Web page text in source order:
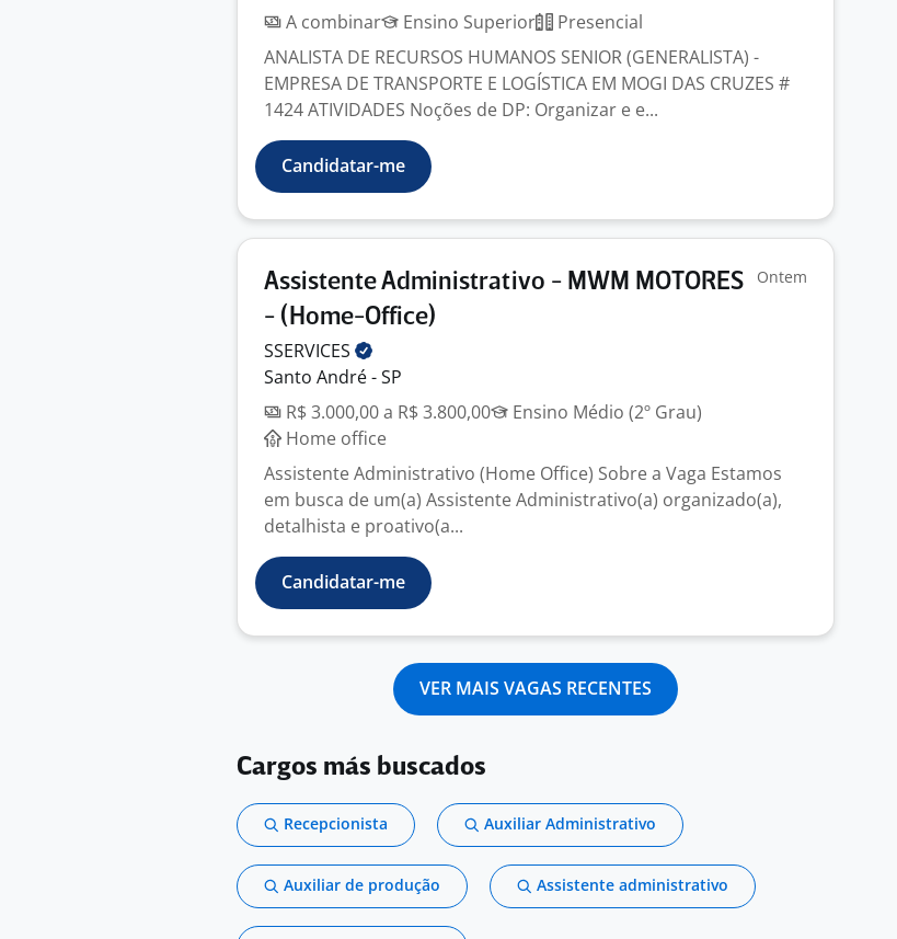
A combinar
Ensino Superior
Presencial
ANALISTA DE RECURSOS HUMANOS SENIOR (GENERALISTA) -
EMPRESA DE TRANSPORTE E LOGÍSTICA EM MOGI DAS CRUZES #
1424 ATIVIDADES Noções de DP: Organizar e e...
Candidatar-me
Assistente Administrativo - MWM MOTORES
- (Home-Office)
Ontem
SSERVICES
Santo André - SP
R$ 3.000,00 a R$ 3.800,00
Ensino Médio (2º Grau)
Home office
Assistente Administrativo (Home Office) Sobre a Vaga Estamos
em busca de um(a) Assistente Administrativo(a) organizado(a),
detalhista e proativo(a...
Candidatar-me
VER MAIS VAGAS RECENTES
Cargos más buscados
Recepcionista Auxiliar Administrativo
Auxiliar de produção Assistente administrativo